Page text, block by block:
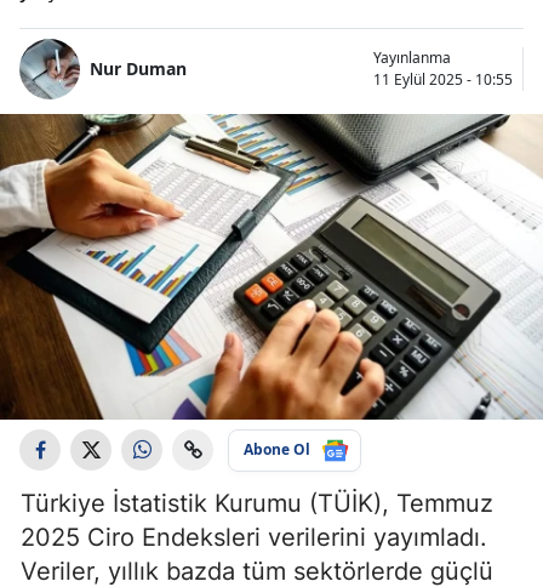
Nur Duman
Yayınlanma
11 Eylül 2025 - 10:55
Abone Ol
Türkiye İstatistik Kurumu (TÜİK), Temmuz
2025 Ciro Endeksleri verilerini yayımladı.
Veriler, yıllık bazda tüm sektörlerde güçlü